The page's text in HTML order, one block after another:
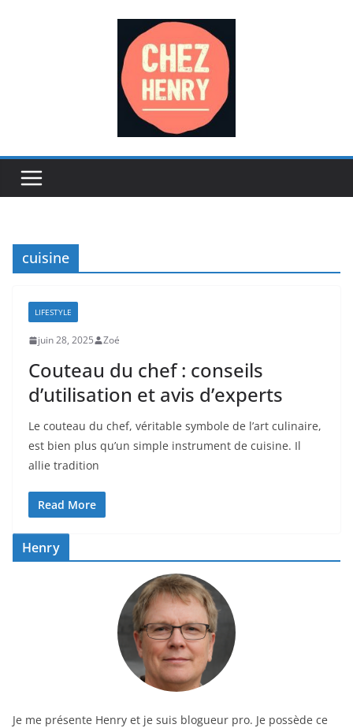
cuisine
LIFESTYLE
juin 28, 2025 Zoé
Couteau du chef : conseils
d’utilisation et avis d’experts
Le couteau du chef, véritable symbole de l’art culinaire,
est bien plus qu’un simple instrument de cuisine. Il
allie tradition
Read More
Henry
Je me présente Henry et je suis blogueur pro. Je possède ce